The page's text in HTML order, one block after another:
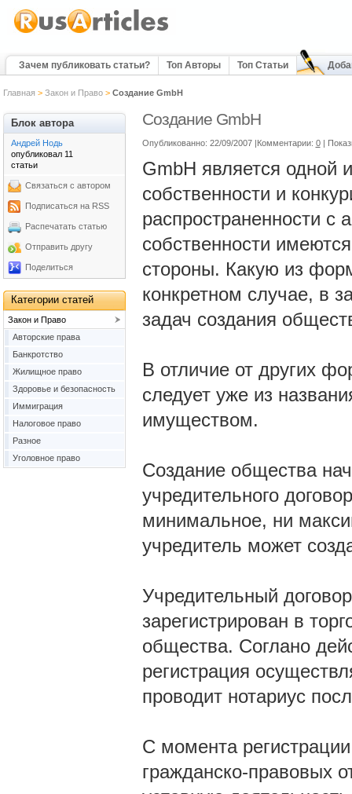
Зачем публиковать статьи? Топ Авторы Топ Статьи
Главная > Закон и Право> Создание GmbH
Создание GmbH
Опубликованно: 22/09/2007 |Комментарии: 0 |
GmbH является одной
собственности и
распространенности с
собственности
стороны. Какую из
конкретном случае, в
задач создания
В отличие от других
следует уже из
имуществом.
Создание общества
учредительного
минимальное, ни
учредитель может
Учредительный
зарегистрирован в
общества. Соглано
регистрация
проводит нотариус
С момента
гражданско-правовых
Блок автора
Андрей Нодь
опубликовал 11
статьи
Связаться с автором
Подписаться на RSS
Распечатать статью
Отправить другу
Поделиться
Категории статей
Закон и Право
Авторские права
Банкротство
Жилищное право
Здоровье и безопасность
Иммиграция
Налоговое право
Разное
Уголовное право